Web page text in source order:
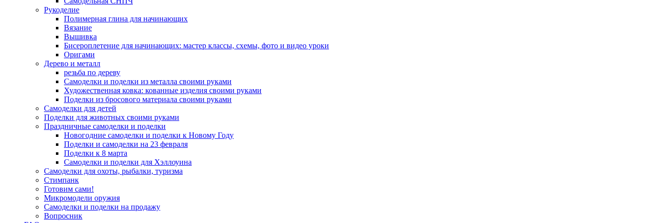
Рукоделие
Полимерная глина для начинающих
Вязание
Вышивка
Бисероплетение для начинающих: мастер классы, схемы, фото и видео уроки
Оригами
Дерево и металл
резьба по дереву
Самоделки и поделки из металла своими руками
Художественная ковка: кованные изделия своими руками
Поделки из бросового материала своими руками
Самоделки для детей
Поделки для животных своими руками
Праздничные самоделки и поделки
Новогодние самоделки и поделки к Новому Году
Поделки и самоделки на 23 февраля
Поделки к 8 марта
Самоделки и поделки для Хэллоуина
Самоделки для охоты, рыбалки, туризма
Стимпанк
Готовим сами!
Микромодели оружия
Самоделки и поделки на продажу
Вопросник